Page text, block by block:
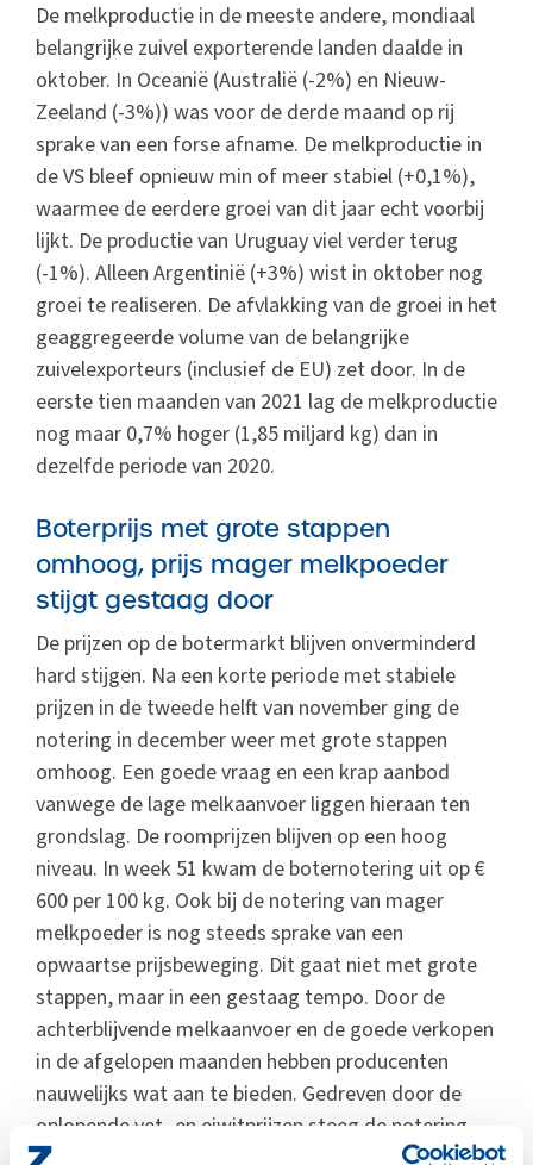
De melkproductie in de meeste andere, mondiaal
belangrijke zuivel exporterende landen daalde in
oktober. In Oceanië (Australië (-2%) en Nieuw-
Zeeland (-3%)) was voor de derde maand op rij
sprake van een forse afname. De melkproductie in
de VS bleef opnieuw min of meer stabiel (+0,1%),
waarmee de eerdere groei van dit jaar echt voorbij
lijkt. De productie van Uruguay viel verder terug
(-1%). Alleen Argentinië (+3%) wist in oktober nog
groei te realiseren. De afvlakking van de groei in het
geaggregeerde volume van de belangrijke
zuivelexporteurs (inclusief de EU) zet door. In de
eerste tien maanden van 2021 lag de melkproductie
nog maar 0,7% hoger (1,85 miljard kg) dan in
dezelfde periode van 2020.
Boterprijs met grote stappen
omhoog, prijs mager melkpoeder
stijgt gestaag door
De prijzen op de botermarkt blijven onverminderd
hard stijgen. Na een korte periode met stabiele
prijzen in de tweede helft van november ging de
notering in december weer met grote stappen
omhoog. Een goede vraag en een krap aanbod
vanwege de lage melkaanvoer liggen hieraan ten
grondslag. De roomprijzen blijven op een hoog
niveau. In week 51 kwam de boternotering uit op €
600 per 100 kg. Ook bij de notering van mager
melkpoeder is nog steeds sprake van een
opwaartse prijsbeweging. Dit gaat niet met grote
stappen, maar in een gestaag tempo. Door de
achterblijvende melkaanvoer en de goede verkopen
in de afgelopen maanden hebben producenten
nauwelijks wat aan te bieden. Gedreven door de
oplopende vet- en eiwitprijzen steeg de notering
van vol melkpoeder tot ruim boven de € 400 per 100